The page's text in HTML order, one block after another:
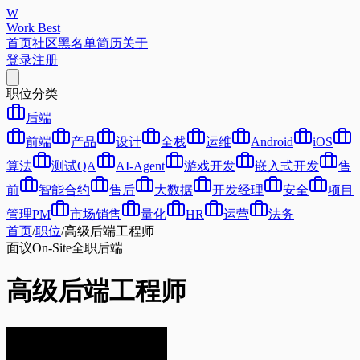
W
Work Best
首页社区黑名单简历关于
登录注册
职位分类
后端
前端
产品 设计 全栈 运维 Android
iOS
算法
测试QA AI-Agent 游戏开发 嵌入式开发
售
前
智能合约 售后 大数据 开发经理 安全
项目
管理PM
市场销售 量化 HR 运营
法务
首页/职位/高级后端工程师
面议On-Site全职后端
高级后端工程师